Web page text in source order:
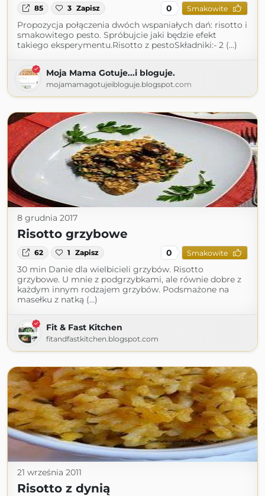
85 3 Zapisz 0 Smakowite
Propozycja połączenia dwóch wspaniałych dań: risotto i
smakowitego pesto. Spróbujcie jaki będzie efekt
takiego eksperymentu.Risotto z pestoSkładniki:- 2 (...)
Moja Mama Gotuje...i bloguje.
mojamamagotujeibloguje.blogspot.com
8 grudnia 2017
Risotto grzybowe
62 1 Zapisz 0 Smakowite
30 min Danie dla wielbicieli grzybów. Risotto
grzybowe. U mnie z podgrzybkami, ale równie dobre z
każdym innym rodzajem grzybów. Podsmażone na
masełku z natką (...)
Fit & Fast Kitchen
fitandfastkitchen.blogspot.com
21 września 2011
Risotto z dynią